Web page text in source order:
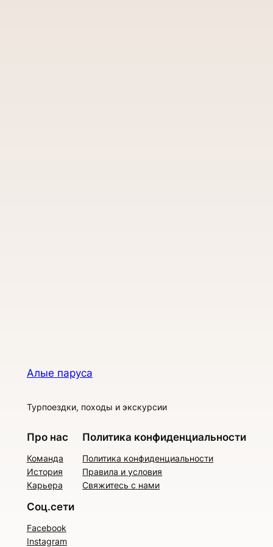
Алые паруса
Турпоездки, походы и экскурсии
Про нас
Команда
История
Карьера
Политика конфиденциальности
Политика конфиденциальности
Правила и условия
Свяжитесь с нами
Соц.сети
Facebook
Instagram